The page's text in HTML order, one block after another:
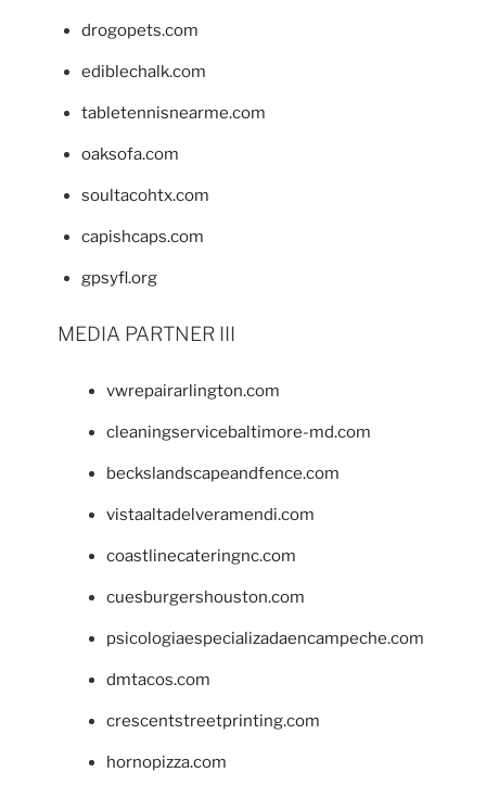
drogopets.com
ediblechalk.com
tabletennisnearme.com
oaksofa.com
soultacohtx.com
capishcaps.com
gpsyfl.org
MEDIA PARTNER III
vwrepairarlington.com
cleaningservicebaltimore-md.com
beckslandscapeandfence.com
vistaaltadelveramendi.com
coastlinecateringnc.com
cuesburgershouston.com
psicologiaespecializadaencampeche.com
dmtacos.com
crescentstreetprinting.com
hornopizza.com